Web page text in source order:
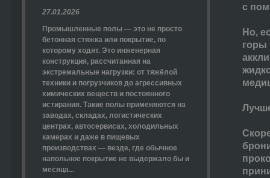
с
Но,
горы
27.01.2026
Промышленные полы — это не просто
бетонная стяжка или покрытие, по
которому ходят. Это инженерная
конструкция, рассчитанная на
экстремальные нагрузки: от тяжёлой
техники и погрузчиков до агрессивных
химических веществ и постоянного
истирания. Такие полы применяются на
заводах, складах, логистических
центрах, автосервисах, холодильных
камерах и даже в пищевых
производствах — везде, где обычное
напольное покрытие не выдержало бы и
месяца...